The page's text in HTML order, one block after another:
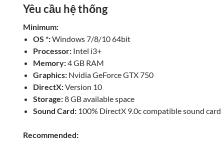
Yêu cầu hệ thống
Minimum:
OS *:Windows 7/8/10 64bit
Processor: Intel i3+
Memory:4 GB RAM
Graphics: Nvidia GeForce GTX 750
DirectX:Version 10
Storage:8 GB available space
Sound Card: 100% DirectX 9.0c compatible sound card
Recommended: